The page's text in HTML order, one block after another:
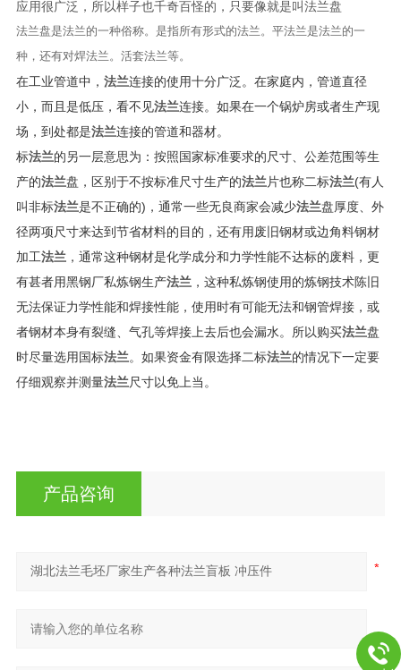
应用很广泛，所以样子也千奇百怪的，只要像就是叫法兰盘
法兰盘是法兰的一种俗称。是指所有形式的法兰。平法兰是法兰的一
种，还有对焊法兰。活套法兰等。
在工业管道中， 法兰连接的使用十分广泛。在家庭内，管道直径
小，而且是低压，看不见法兰连接。如果在一个锅炉房或者生产现
场，到处都是法兰连接的管道和器材。
标法兰的另一层意思为：按照国家标准要求的尺寸、公差范围等生
产的法兰盘，区别于不按标准尺寸生产的法兰片也称二标法兰(有人
叫非标法兰是不正确的)，通常一些无良商家会减少法兰盘厚度、外
径两项尺寸来达到节省材料的目的，还有用废旧钢材或边角料钢材
加工法兰，通常这种钢材是化学成分和力学性能不达标的废料，更
有甚者用黑钢厂私炼钢生产法兰，这种私炼钢使用的炼钢技术陈旧
无法保证力学性能和焊接性能，使用时有可能无法和钢管焊接，或
者钢材本身有裂缝、气孔等焊接上去后也会漏水。所以购买法兰盘
时尽量选用国标法兰。如果资金有限选择二标法兰的情况下一定要
仔细观察并测量法兰尺寸以免上当。
产品咨询